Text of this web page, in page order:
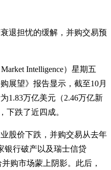
退担忧的缓解，并购交易预
Intelligence）星期五
展望》报告显示，截至10月
1.83万亿美元（2.46万亿新
下跌了近四成。
股价下跌，并购交易从去年
银行破产以及瑞士信贷
并购市场蒙上阴影。此后，